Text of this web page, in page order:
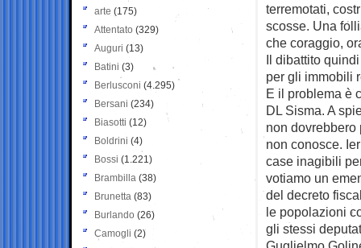
terremotati,
scosse. Una
che coraggio,
Il dibattito
per gli immobili
E il problema è
DL Sisma. A
non dovrebbero
non conosce.
case inagibili
votiamo un
del decreto
le popolazioni
gli stessi
arte (175)
Attentato (329)
Auguri (13)
Batini (3)
Berlusconi (4.295)
Bersani (234)
Biasotti (12)
Boldrini (4)
Bossi (1.221)
Brambilla (38)
Brunetta (83)
Burlando (26)
Camogli (2)